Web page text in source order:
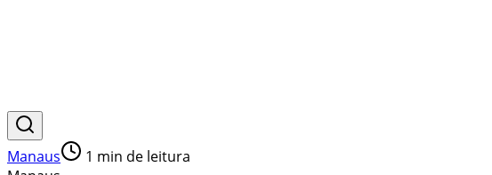
Manaus 1 min de leitura